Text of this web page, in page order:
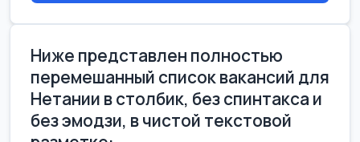
Ниже представлен полностью
перемешанный список вакансий для
Нетании в столбик, без спинтакса и
без эмодзи, в чистой текстовой